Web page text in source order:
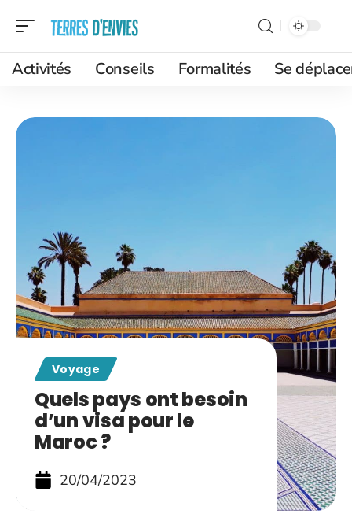
Activités Conseils Formalités Se
Voyage
Quels pays ont besoin
d’un visa pour le
Maroc ?
20/04/2023